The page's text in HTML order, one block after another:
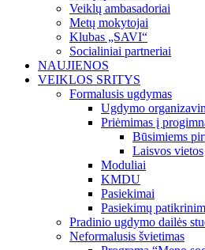
Veiklų ambasadoriai
Metų mokytojai
Klubas „SAVI“
Socialiniai partneriai
NAUJIENOS
VEIKLOS SRITYS
Formalusis ugdymas
Ugdymo
Priėmimas į
Būsimiems
Laisvos vietos
Moduliai
KMDU
Pasiekimai
Pasiekimų
Pradinio ugdymo dailės
Neformalusis švietimas